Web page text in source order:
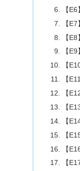
【
【
【
【
【
【
【
【
【
【
【
【